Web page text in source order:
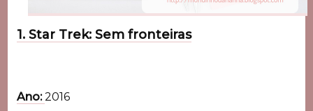
1. Star Trek: Sem fronteiras
Ano:2016